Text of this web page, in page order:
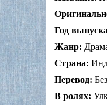
Год
Жанр:
Страна:
Перевод:
В ролях: